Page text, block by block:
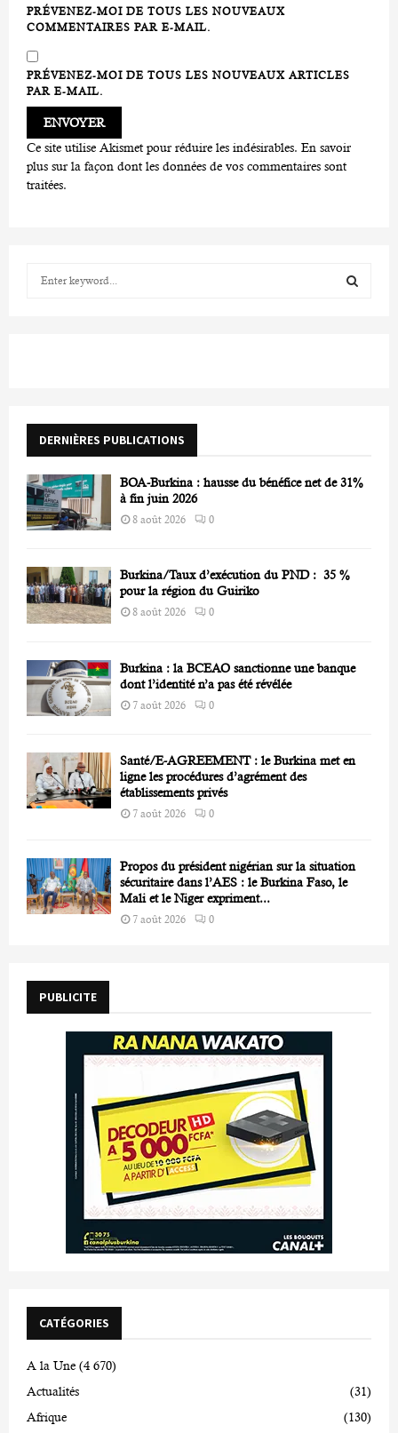
PRÉVENEZ-MOI DE TOUS LES NOUVEAUX
COMMENTAIRES PAR E-MAIL.
PRÉVENEZ-MOI DE TOUS LES NOUVEAUX ARTICLES
PAR E-MAIL.
Ce site utilise Akismet pour réduire les indésirables. En savoir
plus sur la façon dont les données de vos commentaires sont
traitées.
r
DERNIÈRES PUBLICATIONS
BOA-Burkina : hausse du bénéfice net de 31%
à fin juin 2026
8 août 2026 0
Burkina/Taux d’exécution du PND : 35 %
pour la région du Guiriko
8 août 2026 0
Burkina : la BCEAO sanctionne une banque
dont l’identité n’a pas été révélée
7 août 2026 0
Santé/E-AGREEMENT : le Burkina met en
ligne les procédures d’agrément des
établissements privés
7 août 2026 0
Propos du président nigérian sur la situation
sécuritaire dans l’AES : le Burkina Faso, le
Mali et le Niger expriment...
7 août 2026 0
PUBLICITE
CATÉGORIES
A la Une (4 670)
Actualités
(31)
Afrique
(130)